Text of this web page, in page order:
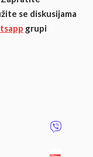
se diskusijama
grupi